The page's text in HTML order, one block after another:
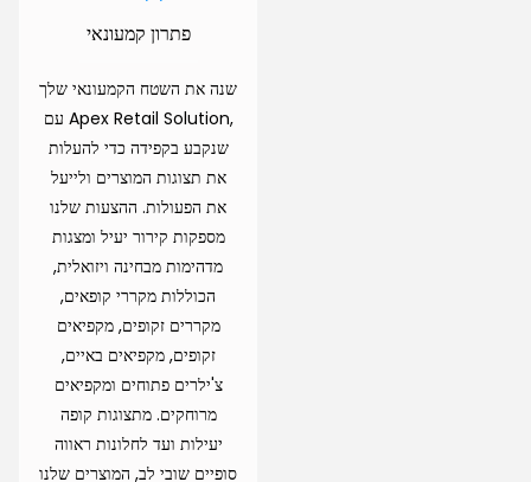
פתרון קמעונאי
שנה את השטח הקמעונאי שלך
עם Apex Retail Solution,
שנקבע בקפידה כדי להעלות
את תצוגות המוצרים ולייעל
את הפעולות. ההצעות שלנו
מספקות קירור יעיל ומצגות
מדהימות מבחינה ויזואלית,
הכוללות מקררי קופאים,
מקררים זקופים, מקפיאים
זקופים, מקפיאים באיים,
צ'ילרים פתוחים ומקפיאים
מרוחקים. מתצוגות קופה
יעילות ועד לחלונות ראווה
סופיים שובי לב, המוצרים שלנו